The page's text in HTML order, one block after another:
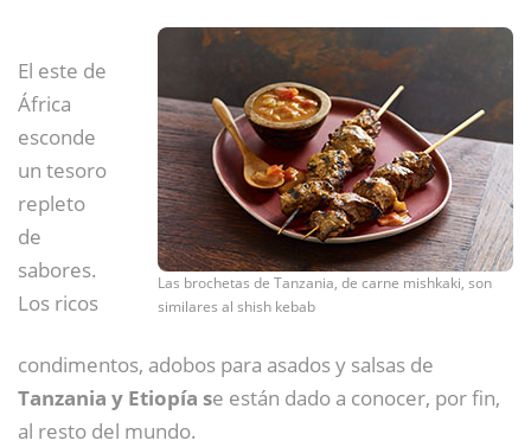
Las brochetas de Tanzania, de carne mishkaki, son
similares al shish kebab
El este de
África
esconde
un tesoro
repleto
de
sabores.
Los ricos
condimentos, adobos para asados y salsas de
Tanzania y Etiopía se están dado a conocer, por fin,
al resto del mundo.